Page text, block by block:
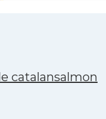
catalansalmon